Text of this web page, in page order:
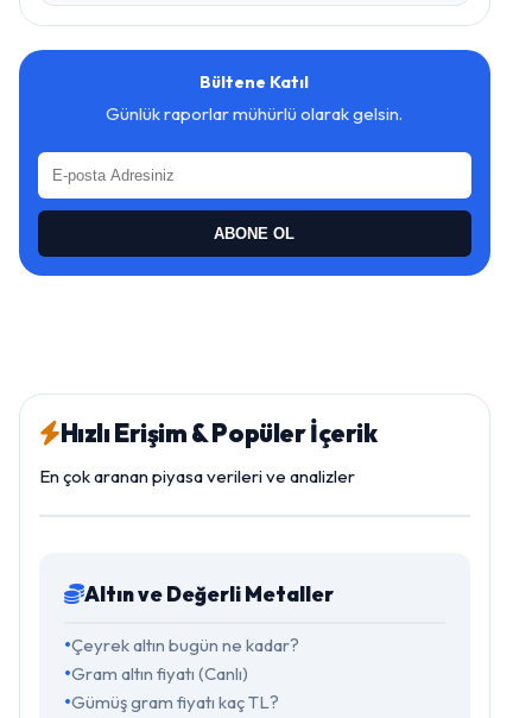
Bültene Katıl
Günlük raporlar mühürlü olarak gelsin.
ABONE OL
Hızlı Erişim & Popüler İçerik
En çok aranan piyasa verileri ve analizler
Altın ve Değerli Metaller
Çeyrek altın bugün ne kadar?
Gram altın fiyatı (Canlı)
Gümüş gram fiyatı kaç TL?